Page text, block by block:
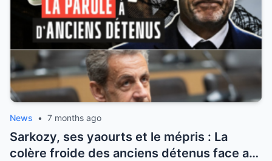
News • 7 months ago
Sarkozy, ses yaourts et le mépris : La
colère froide des anciens détenus face au